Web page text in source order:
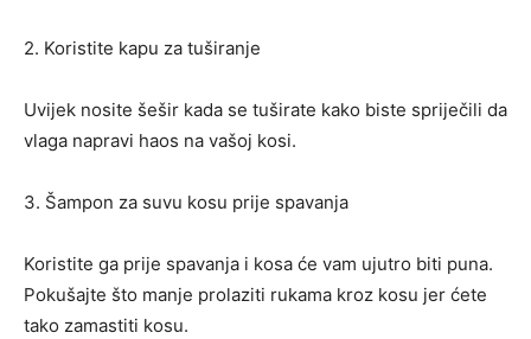
2. Koristite kapu za tuširanje
Uvijek nosite šešir kada se tuširate kako biste spriječili da
vlaga napravi haos na vašoj kosi.
3. Šampon za suvu kosu prije spavanja
Koristite ga prije spavanja i kosa će vam ujutro biti puna.
Pokušajte što manje prolaziti rukama kroz kosu jer ćete
tako zamastiti kosu.